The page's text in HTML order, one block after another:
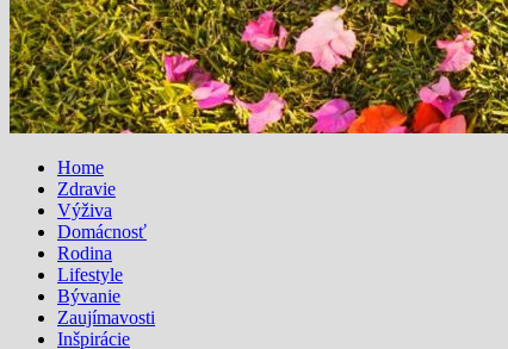
Home
Zdravie
Výživa
Domácnosť
Rodina
Lifestyle
Bývanie
Zaujímavosti
Inšpirácie